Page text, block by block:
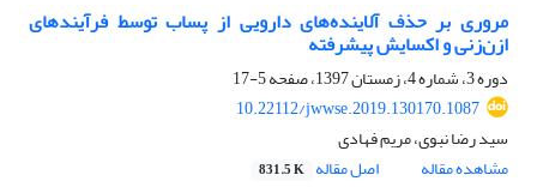
مروری بر حذف آلاینده‌های دارویی از پساب توسط فرآیندهای
ازن‌زنی و اکسایش پیشرفته
دوره 3، شماره 4، زمستان 1397، صفحه
5-17
10.22112/jwwse.2019.130170.1087
سید رضا نبوی، مریم فهادی
مشاهده مقاله
اصل مقاله 831.5 K